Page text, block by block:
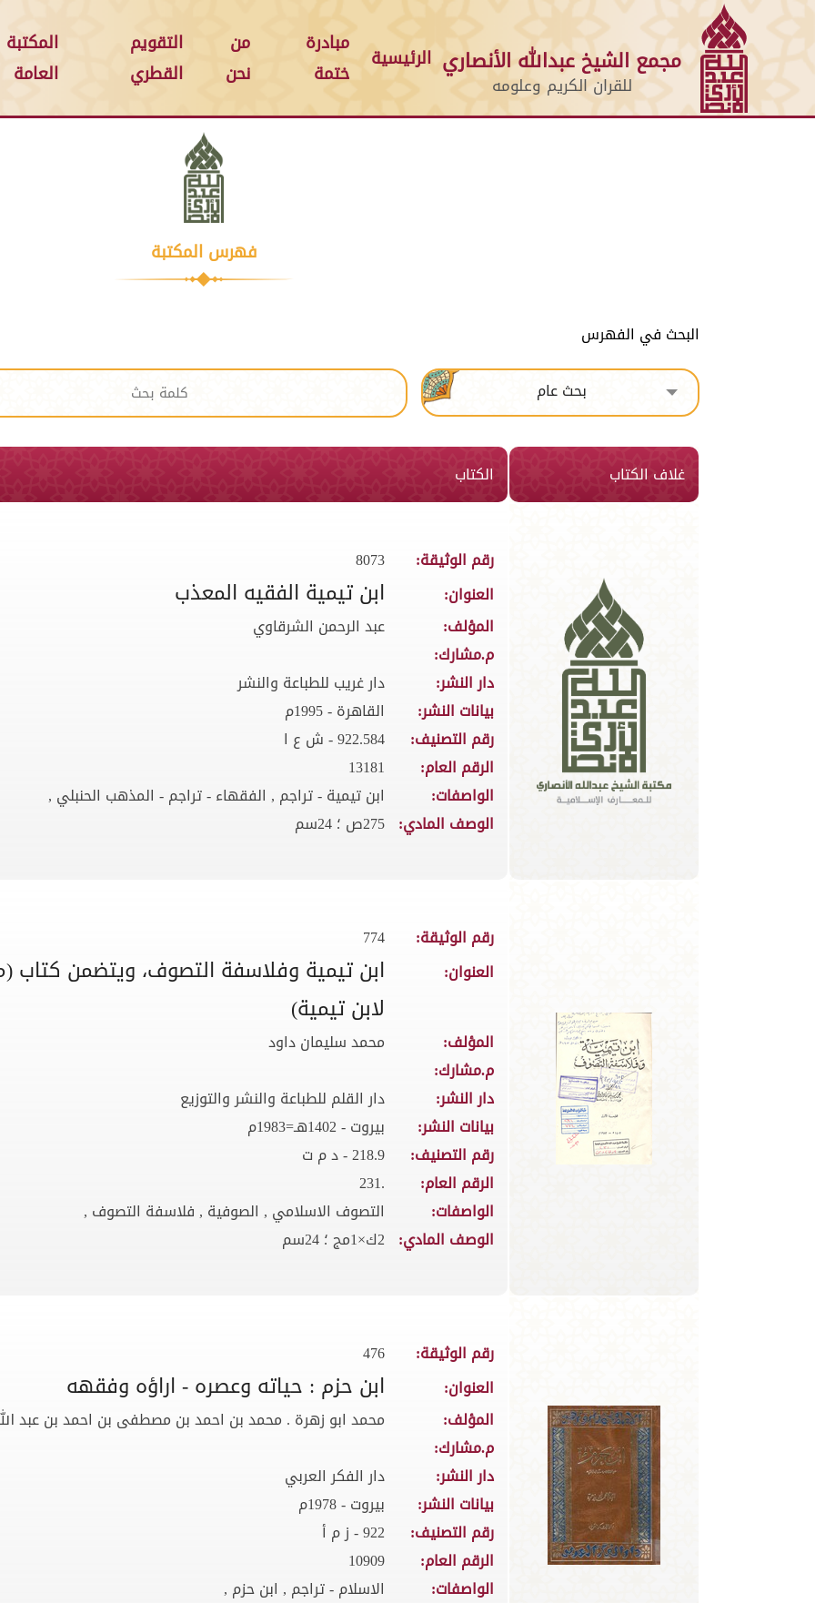
مجمع الشيخ عبدالله الأنصاري
للقران الكريم وعلومه
الرئيسية
مبادرة
ختمة
من
نحن
التقويم
القطري
المكتبة
العامة
فهرس المكتبة
البحث في الفهرس
بحث عام
غلاف الكتاب الكتاب
رقم الوثيقة:
8073
العنوان:
ابن تيمية الفقيه المعذب
المؤلف:
عبد الرحمن الشرقاوي
م.مشارك:
دار النشر:
دار غريب للطباعة والنشر
بيانات النشر:
القاهرة - 1995م
رقم التصنيف:
922.584 - ش ع ا
الرقم العام:
13181
الواصفات:
ابن تيمية - تراجم , الفقهاء - تراجم - المذهب الحنبلي ,
الوصف المادي: 275ص ؛ 24سم
رقم الوثيقة:
774
العنوان:
ابن تيمية وفلاسفة التصوف، ويتضمن
لابن تيمية)
المؤلف:
محمد سليمان داود
م.مشارك:
دار النشر:
دار القلم للطباعة والنشر والتوزيع
بيانات النشر:
بيروت - 1402هـ=1983م
رقم التصنيف:
218.9 - د م ت
الرقم العام:
.231
الواصفات:
التصوف الاسلامي , الصوفية , فلاسفة التصوف ,
الوصف المادي: 2ك×1مج ؛ 24سم
رقم الوثيقة:
476
العنوان:
ابن حزم : حياته وعصره - اراؤه وفقهه
المؤلف:
محمد ابو زهرة . محمد بن احمد بن مصطفى بن احمد بن عبد الله
م.مشارك:
دار النشر:
دار الفكر العربي
بيانات النشر:
بيروت - 1978م
رقم التصنيف:
922 - ز م أ
الرقم العام:
10909
الواصفات:
الاسلام - تراجم , ابن حزم ,